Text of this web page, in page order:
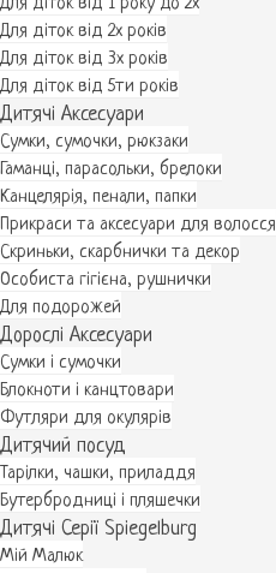
Для діток від 1 року до 2х
Для діток від 2х років
Для діток від 3х років
Для діток від 5ти років
Дитячі Аксесуари
Сумки, сумочки, рюкзаки
Гаманці, парасольки, брелоки
Канцелярія, пенали, папки
Прикраси та аксесуари для волосся
Скриньки, скарбнички та декор
Особиста гігієна, рушнички
Для подорожей
Дорослі Аксесуари
Сумки і сумочки
Блокноти і канцтовари
Футляри для окулярів
Дитячий посуд
Тарілки, чашки, приладдя
Бутербродниці і пляшечки
Дитячі Серії Spiegelburg
Мій Малюк